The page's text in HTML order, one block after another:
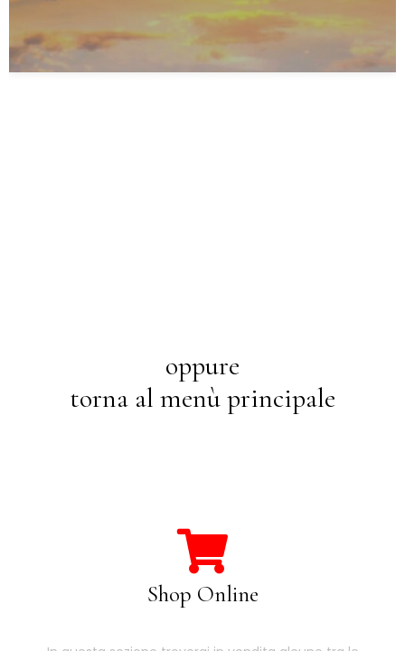
oppure
torna al menù principale
Shop Online